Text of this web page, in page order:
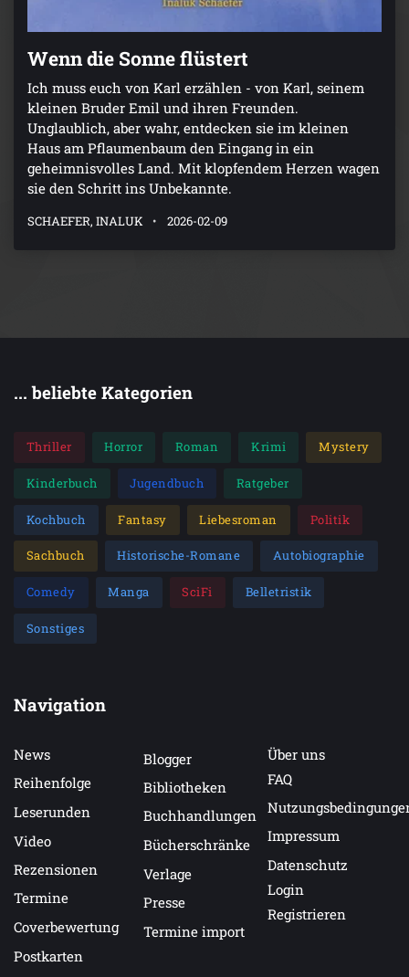
Wenn die Sonne flüstert
Ich muss euch von Karl erzählen - von Karl, seinem
kleinen Bruder Emil und ihren Freunden.
Unglaublich, aber wahr, entdecken sie im kleinen
Haus am Pflaumenbaum den Eingang in ein
geheimnisvolles Land. Mit klopfendem Herzen wagen
sie den Schritt ins Unbekannte.
SCHAEFER, INALUK 2026-02-09
... beliebte Kategorien
Thriller Horror Roman Krimi Mystery
Kinderbuch Jugendbuch Ratgeber
Kochbuch Fantasy Liebesroman Politik
Sachbuch Historische-Romane Autobiographie
Comedy Manga SciFi Belletristik
Sonstiges
Navigation
News
Reihenfolge
Leserunden
Video
Rezensionen
Termine
Coverbewertung
Postkarten
Blogger
Bibliotheken
Buchhandlungen
Bücherschränke
Verlage
Presse
Termine import
Über uns
FAQ
Impressum
Datenschutz
Login
Registrieren